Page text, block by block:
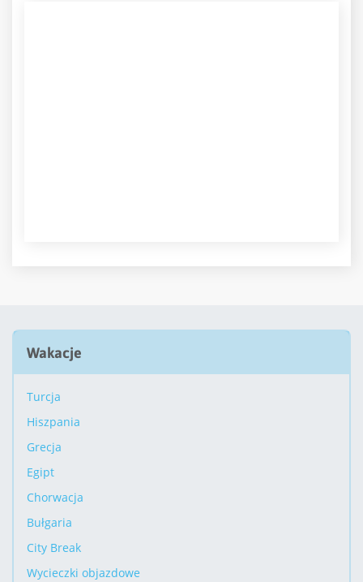
Wakacje
Turcja
Hiszpania
Grecja
Egipt
Chorwacja
Bułgaria
City Break
Wycieczki objazdowe